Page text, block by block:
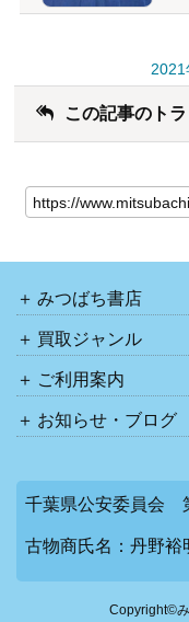
この記事のト
みつばち書店
買取ジャンル
ご利用案内
お知らせ・ブログ
千葉県公安委員会
古物商氏名：丹野裕
Copyright©